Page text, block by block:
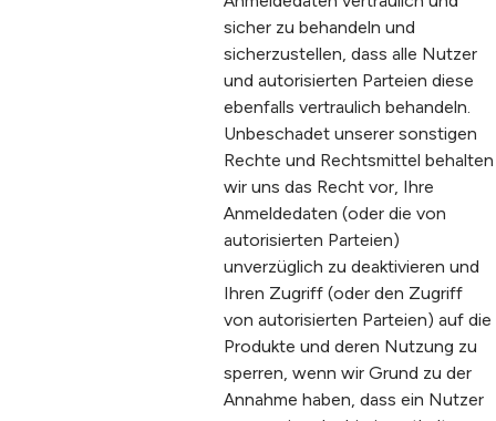
sicher zu behandeln und
sicherzustellen, dass alle Nutzer
und autorisierten Parteien diese
ebenfalls vertraulich behandeln.
Unbeschadet unserer sonstigen
Rechte und Rechtsmittel behalten
wir uns das Recht vor, Ihre
Anmeldedaten (oder die von
autorisierten Parteien)
unverzüglich zu deaktivieren und
Ihren Zugriff (oder den Zugriff
von autorisierten Parteien) auf die
Produkte und deren Nutzung zu
sperren, wenn wir Grund zu der
Annahme haben, dass ein Nutzer